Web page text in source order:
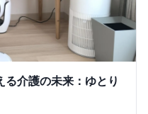
介護の未来：ゆとり